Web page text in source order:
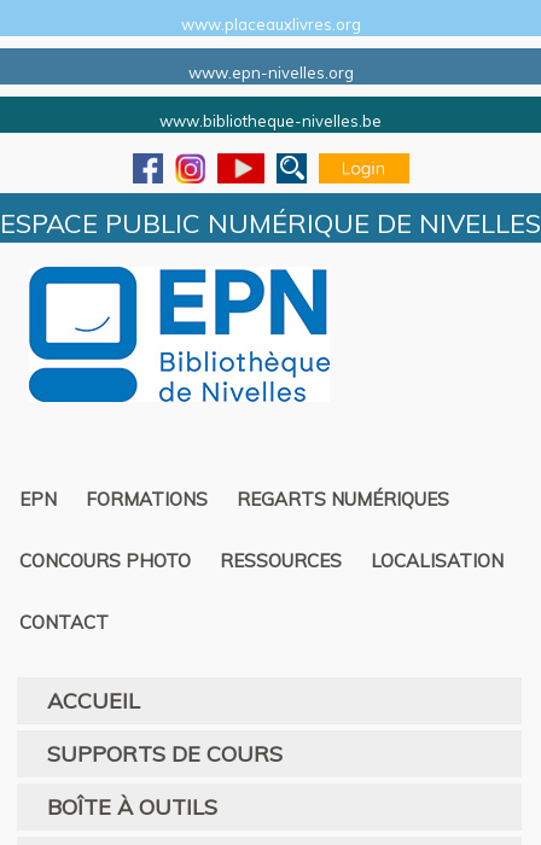
www.placeauxlivres.org
www.epn-nivelles.org
www.bibliotheque-nivelles.be
ESPACE PUBLIC NUMÉRIQUE DE NIVELLES
EPN FORMATIONS REGARTS NUMÉRIQUES
CONCOURS PHOTO RESSOURCES LOCALISATION
CONTACT
ACCUEIL
SUPPORTS DE COURS
BOÎTE À OUTILS